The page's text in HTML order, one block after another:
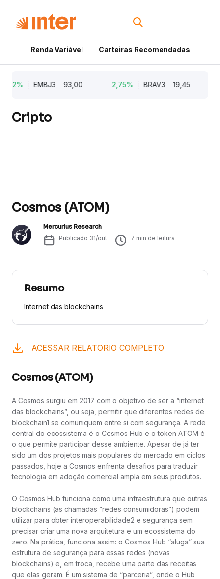
Renda Variável Carteiras Recomendadas
EMBJ3 93,00 2,75% BRAV3 19,45
Cripto
Cosmos (ATOM)
Mercurius Research
Publicado 31/out 7 min de leitura
Resumo
Internet das blockchains
ACESSAR RELATORIO COMPLETO
Cosmos (ATOM)
A Cosmos surgiu em 2017 com o objetivo de ser a “internet
das blockchains”, ou seja, permitir que diferentes redes de
blockchain1 se comuniquem entre si com segurança. A rede
central do ecossistema é o Cosmos Hub e o token ATOM é
o que permite participar desse ambiente. Apesar de já ter
sido um dos projetos mais populares do mercado em ciclos
passados, hoje a Cosmos enfrenta desafios para traduzir
tecnologia em adoção comercial ampla em seus produtos.
O Cosmos Hub funciona como uma infraestrutura que outras
blockchains (as chamadas “redes consumidoras”) podem
utilizar para obter interoperabilidade2 e segurança sem
precisar criar uma nova arquitetura e um ecossistema do
zero. Na prática, funciona assim: o Cosmos Hub “aluga” sua
estrutura de segurança para essas redes (novas
blockchains) e, em troca, recebe uma parte das receitas
que elas geram. É um sistema de “parceria”, onde o Hub